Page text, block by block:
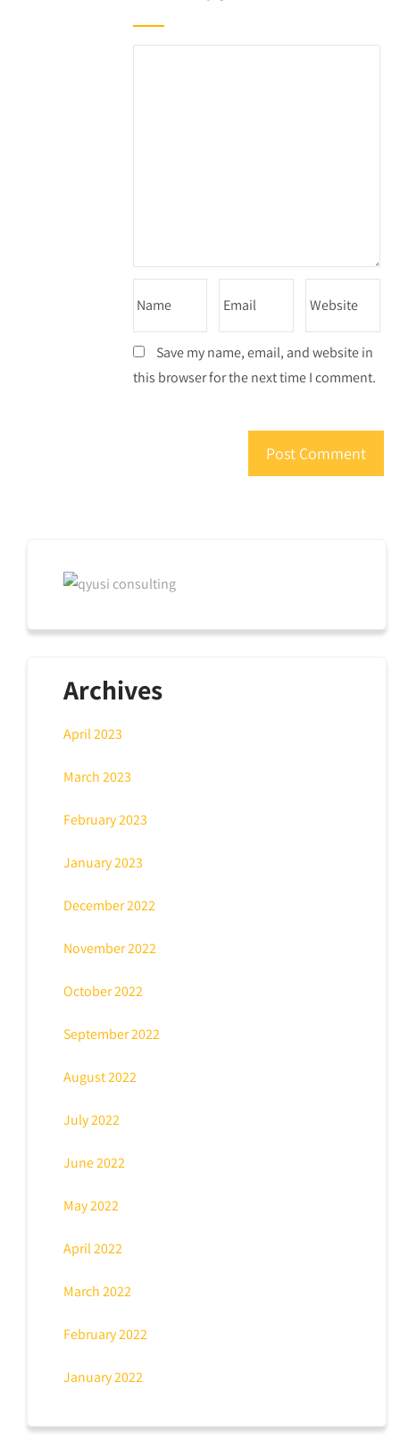
Save my name, email, and website in
this browser for the next time I comment.
Archives
April 2023
March 2023
February 2023
January 2023
December 2022
November 2022
October 2022
September 2022
August 2022
July 2022
June 2022
May 2022
April 2022
March 2022
February 2022
January 2022